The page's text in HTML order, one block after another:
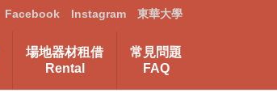
Facebook Instagram 東華大學
場地器材租借
Rental
常見問題
FAQ